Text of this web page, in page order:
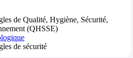
de Qualité, Hygiène, Sécurité,
(QHSSE)
de sécurité